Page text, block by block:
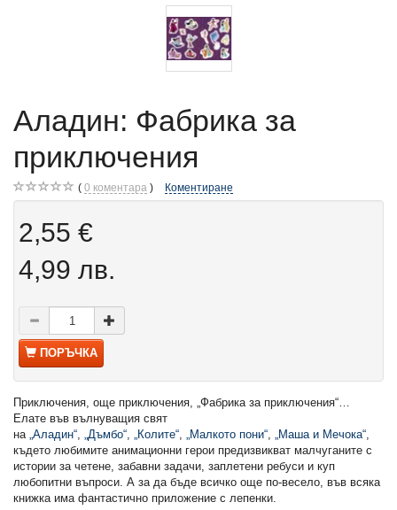
Аладин: Фабрика за
приключения
0 коментара Коментиране
2,55 €
4,99 лв.
ПОРЪЧКА
Приключения, още приключения, „Фабрика за приключения“…
Елате във вълнуващия свят
на „Аладин“, „Дъмбо“, „Колите“, „Малкото пони“, „Маша и Мечока“,
където любимите анимационни герои предизвикват малчуганите с
истории за четене, забавни задачи, заплетени ребуси и куп
любопитни въпроси. А за да бъде всичко още по-весело, във всяка
книжка има фантастично приложение с лепенки.